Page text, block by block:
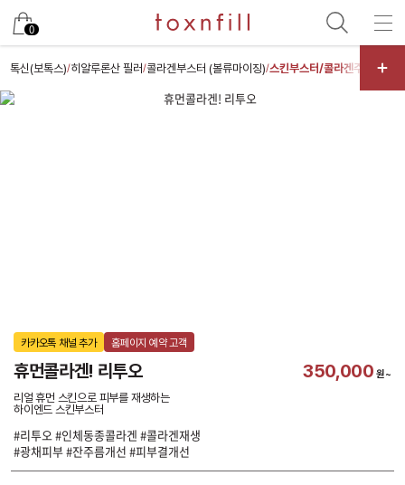
0
톡신(보톡스)/히알루론산 필러/콜라겐부스터 (볼류마이징)/스킨부스터/콜라겐주사 레이
카카오톡 채널 추가 홈페이지 예약 고객
휴먼콜라겐! 리투오 350,000 원~
카카
리얼 휴먼 스킨으로 피부를 재생하는
하이엔드 스킨부스터
#리투오 #인체동종콜라겐 #콜라겐재생
#광채피부 #잔주름개선 #피부결개선